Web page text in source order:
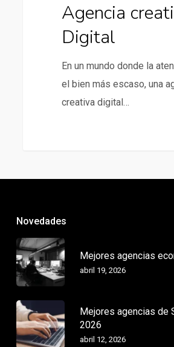
Agencia
Digital
En un mundo donde la
el bien más escaso, una
creativa digital…
Novedades
Mejores agencias
abril 19, 2026
Mejores agencias de
2026
abril 12, 2026